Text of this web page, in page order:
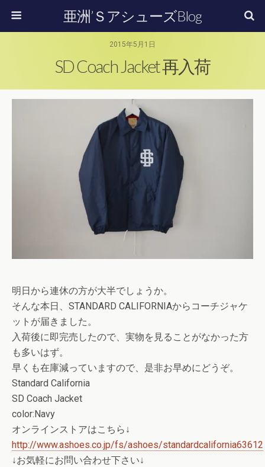
亜洲’ＳアシューズBlog
2015年5月1日
SD Coach Jacket 再入荷
明日から連休の方が大半でしょうか。
そんな本日、STANDARD CALIFORNIAからコーチジャケ
ットが届きました。
入荷後に即完売したので、実物を見ることがなかった方
も多いはず。
早くも在庫減っていますので、是非お早めにどうぞ。
Standard California
SD Coach Jacket
color:Navy
オンラインストアはこちら↓
http://www.ashoes.co.jp/fs/ashoes/standardcalifornia63612
↓お気軽にお問い合わせ下さい↓